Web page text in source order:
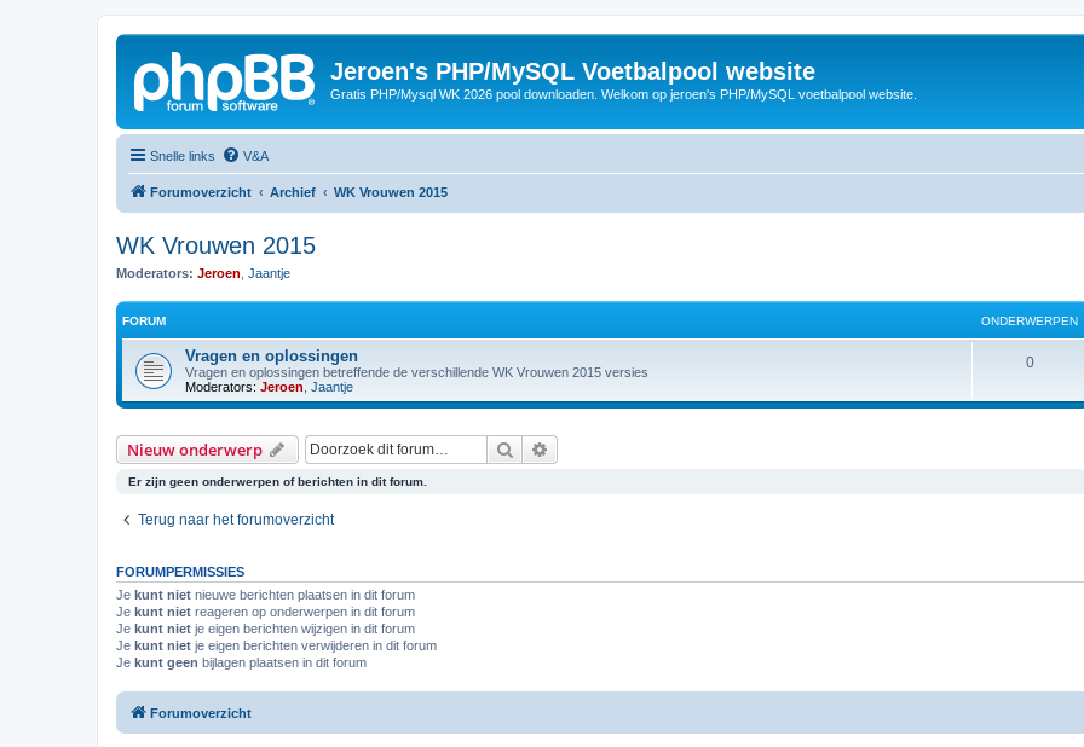
Jeroen's PHP/MySQL Voetbalpool website
Gratis PHP/Mysql WK 2026 pool downloaden. Welkom op jeroen's PHP/MySQL voetbalpool website.
Snelle links V&A
Forumoverzicht Archief WK Vrouwen 2015
WK Vrouwen 2015
Moderators: Jeroen Jaantje
FORUM ONDERWERPEN
Vragen en oplossingen
Vragen en oplossingen betreffende de verschillende WK Vrouwen 2015 versies
Moderators: Jeroen Jaantje
0O
r
Nieuw onderwerp Zoek
Er zijn geen onderwerpen of berichten in dit forum.
Terug naar het forumoverzicht
FORUMPERMISSIES
Je kunt niet nieuwe berichten plaatsen in dit forum
Je kunt niet reageren op onderwerpen in dit forum
Je kunt niet je eigen berichten wijzigen in dit forum
Je kunt niet je eigen berichten verwijderen in dit forum
Je kunt geen bijlagen plaatsen in dit forum
Forumoverzicht